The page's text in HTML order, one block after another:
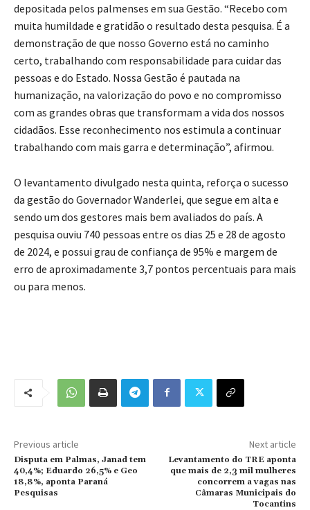
depositada pelos palmenses em sua Gestão. “Recebo com
muita humildade e gratidão o resultado desta pesquisa. É a
demonstração de que nosso Governo está no caminho
certo, trabalhando com responsabilidade para cuidar das
pessoas e do Estado. Nossa Gestão é pautada na
humanização, na valorização do povo e no compromisso
com as grandes obras que transformam a vida dos nossos
cidadãos. Esse reconhecimento nos estimula a continuar
trabalhando com mais garra e determinação”, afirmou.
O levantamento divulgado nesta quinta, reforça o sucesso
da gestão do Governador Wanderlei, que segue em alta e
sendo um dos gestores mais bem avaliados do país. A
pesquisa ouviu 740 pessoas entre os dias 25 e 28 de agosto
de 2024, e possui grau de confiança de 95% e margem de
erro de aproximadamente 3,7 pontos percentuais para mais
ou para menos.
Previous article
Disputa em Palmas, Janad tem
40,4%; Eduardo 26,5% e Geo
18,8%, aponta Paraná
Pesquisas
Next article
Levantamento do TRE aponta
que mais de 2,3 mil mulheres
concorrem a vagas nas
Câmaras Municipais do
Tocantins